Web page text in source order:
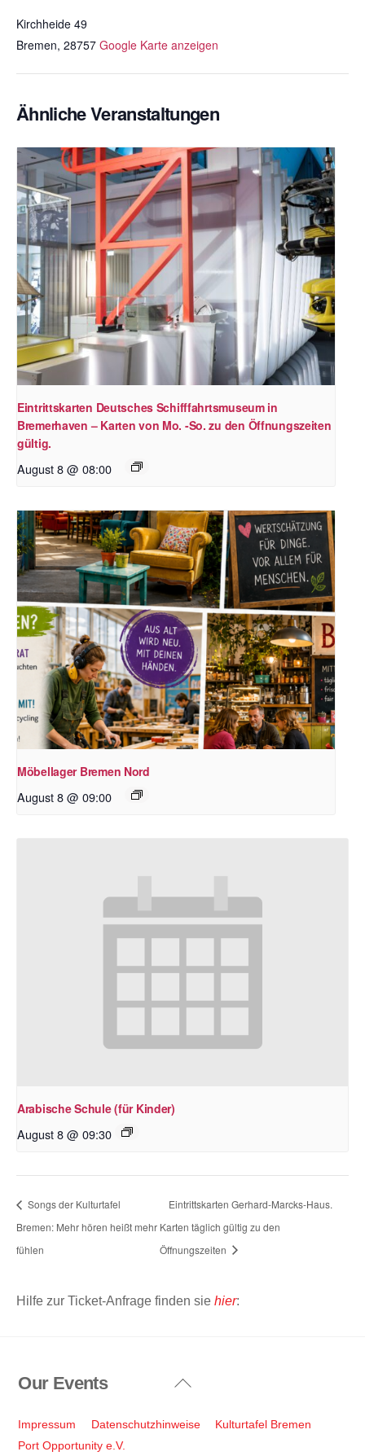
Kirchheide 49
Bremen, 28757 Google Karte anzeigen
Ähnliche Veranstaltungen
Eintrittskarten Deutsches Schifffahrtsmuseum in
Bremerhaven – Karten von Mo. -So. zu den Öffnungszeiten
gültig.
August 8 @ 08:00
Möbellager Bremen Nord
August 8 @ 09:00
Arabische Schule (für Kinder)
August 8 @ 09:30
Songs der Kulturtafel
Bremen: Mehr hören heißt mehr
fühlen
Eintrittskarten Gerhard-Marcks-Haus.
Karten täglich gültig zu den
Öffnungszeiten
Hilfe zur Ticket-Anfrage finden sie hier:
Back
Top
Our Events
Impressum Datenschutzhinweise
Kulturtafel Bremen
Port Opportunity e.V.